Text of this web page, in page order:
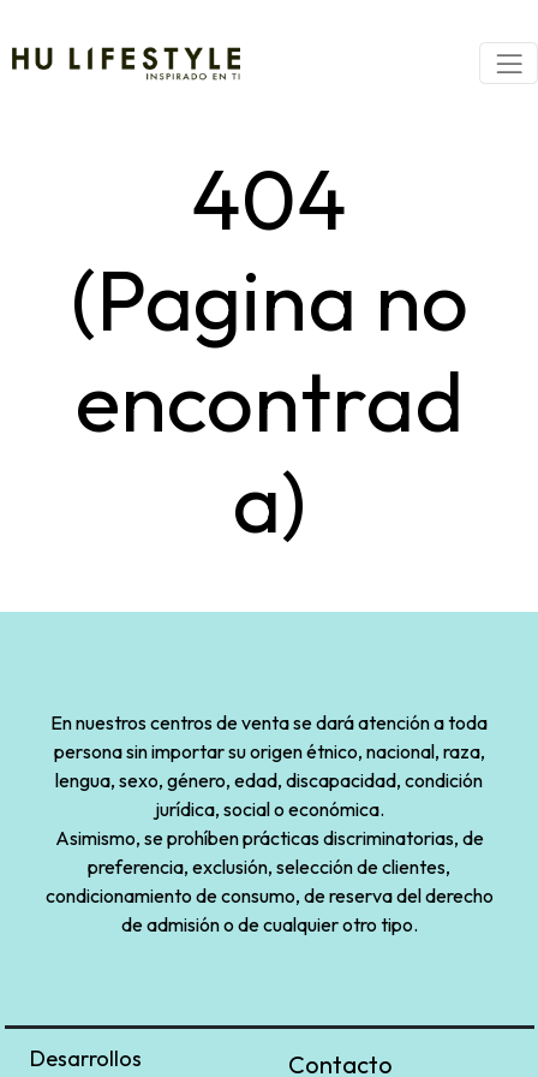
404
(Pagina no
encontrad
a)
En nuestros centros de venta se dará atención a toda
persona sin importar su origen étnico, nacional, raza,
lengua, sexo, género, edad, discapacidad, condición
jurídica, social o económica.
Asimismo, se prohíben prácticas discriminatorias, de
preferencia, exclusión, selección de clientes,
condicionamiento de consumo, de reserva del derecho
de admisión o de cualquier otro tipo.
Desarrollos Contacto